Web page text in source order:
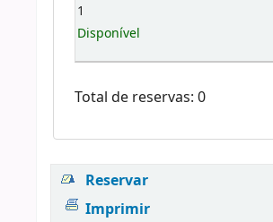
1
Disponível
Total de reservas: 0
Reservar
Imprimir